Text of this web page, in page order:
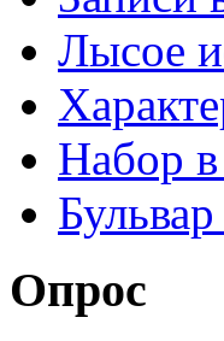
Лысое
Набор
Опрос